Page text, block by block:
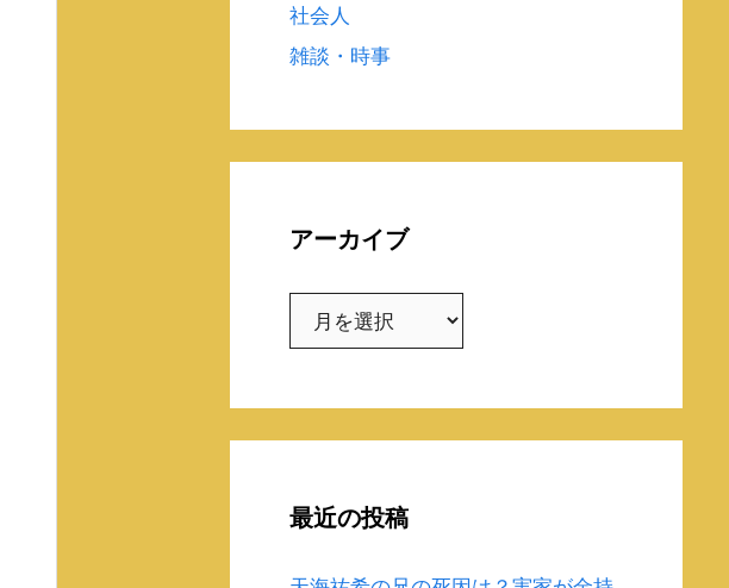
社会人
雑談・時事
アーカイブ
最近の投稿